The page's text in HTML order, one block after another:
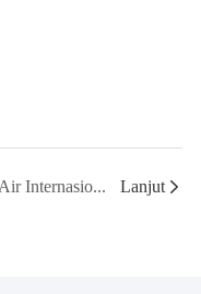
Instrumen BOQU di Pameran Teknologi Air Internasional Wuhan ke-4 Lanjut